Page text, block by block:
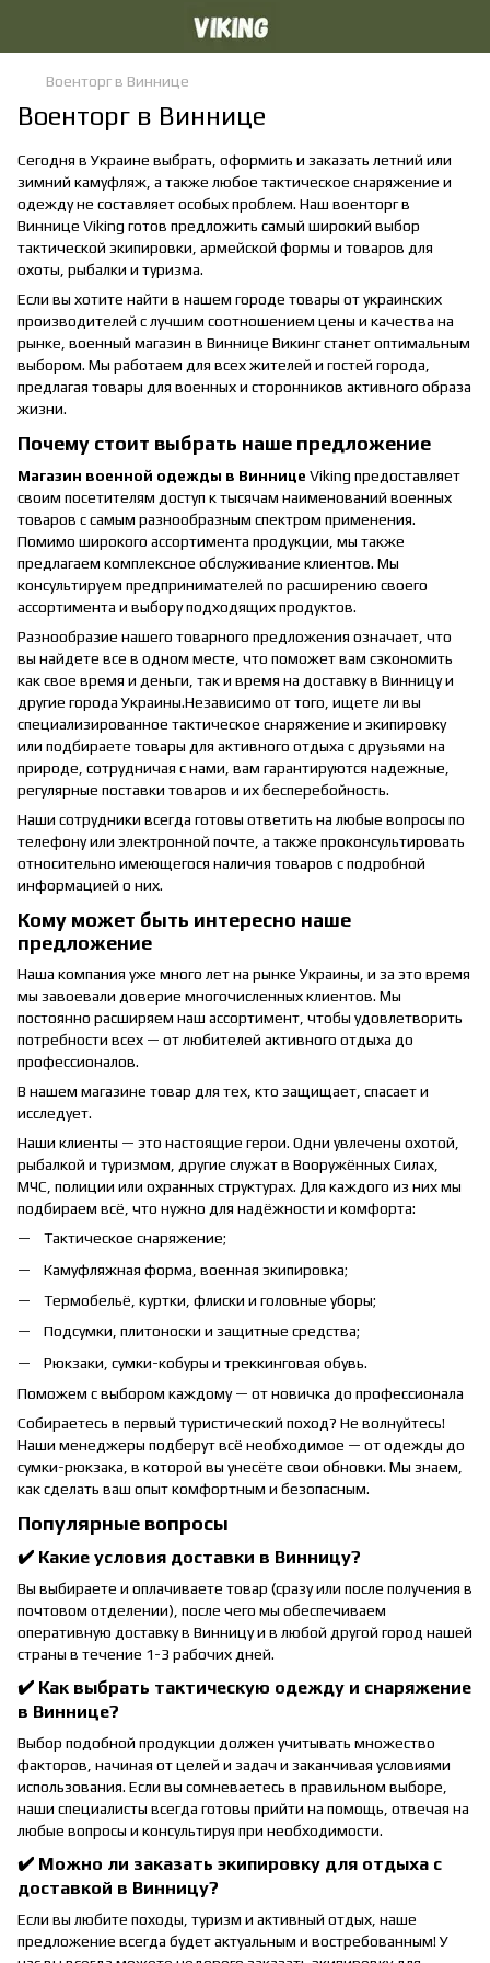
Военторг в Виннице
Военторг в Виннице
Сегодня в Украине выбрать, оформить и заказать летний или
зимний камуфляж, а также любое тактическое снаряжение и
одежду не составляет особых проблем. Наш военторг в
Виннице Viking готов предложить самый широкий выбор
тактической экипировки, армейской формы и товаров для
охоты, рыбалки и туризма.
Если вы хотите найти в нашем городе товары от украинских
производителей с лучшим соотношением цены и качества на
рынке, военный магазин в Виннице Викинг станет оптимальным
выбором. Мы работаем для всех жителей и гостей города,
предлагая товары для военных и сторонников активного образа
жизни.
Почему стоит выбрать наше предложение
Магазин военной одежды в Виннице Viking предоставляет
своим посетителям доступ к тысячам наименований военных
товаров с самым разнообразным спектром применения.
Помимо широкого ассортимента продукции, мы также
предлагаем комплексное обслуживание клиентов. Мы
консультируем предпринимателей по расширению своего
ассортимента и выбору подходящих продуктов.
Разнообразие нашего товарного предложения означает, что
вы найдете все в одном месте, что поможет вам сэкономить
как свое время и деньги, так и время на доставку в Винницу и
другие города Украины.Независимо от того, ищете ли вы
специализированное тактическое снаряжение и экипировку
или подбираете товары для активного отдыха с друзьями на
природе, сотрудничая с нами, вам гарантируются надежные,
регулярные поставки товаров и их бесперебойность.
Наши сотрудники всегда готовы ответить на любые вопросы по
телефону или электронной почте, а также проконсультировать
относительно имеющегося наличия товаров с подробной
информацией о них.
Кому может быть интересно наше
предложение
Наша компания уже много лет на рынке Украины, и за это время
мы завоевали доверие многочисленных клиентов. Мы
постоянно расширяем наш ассортимент, чтобы удовлетворить
потребности всех — от любителей активного отдыха до
профессионалов.
В нашем магазине товар для тех, кто защищает, спасает и
исследует.
Наши клиенты — это настоящие герои. Одни увлечены охотой,
рыбалкой и туризмом, другие служат в Вооружённых Силах,
МЧС, полиции или охранных структурах. Для каждого из них мы
подбираем всё, что нужно для надёжности и комфорта:
Тактическое снаряжение;
Камуфляжная форма, военная экипировка;
Термобельё, куртки, флиски и головные уборы;
Подсумки, плитоноски и защитные средства;
Рюкзаки, сумки-кобуры и треккинговая обувь.
Поможем с выбором каждому — от новичка до профессионала
Собираетесь в первый туристический поход? Не волнуйтесь!
Наши менеджеры подберут всё необходимое — от одежды до
сумки-рюкзака, в которой вы унесёте свои обновки. Мы знаем,
как сделать ваш опыт комфортным и безопасным.
Популярные вопросы
✔️ Какие условия доставки в Винницу?
Вы выбираете и оплачиваете товар (сразу или после получения в
почтовом отделении), после чего мы обеспечиваем
оперативную доставку в Винницу и в любой другой город нашей
страны в течение 1-3 рабочих дней.
✔️ Как выбрать тактическую одежду и снаряжение
в Виннице?
Выбор подобной продукции должен учитывать множество
факторов, начиная от целей и задач и заканчивая условиями
использования. Если вы сомневаетесь в правильном выборе,
наши специалисты всегда готовы прийти на помощь, отвечая на
любые вопросы и консультируя при необходимости.
✔️ Можно ли заказать экипировку для отдыха с
доставкой в Винницу?
Если вы любите походы, туризм и активный отдых, наше
предложение всегда будет актуальным и востребованным! У